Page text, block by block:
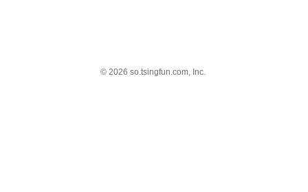
© 2026 so.tsingfun.com, Inc.